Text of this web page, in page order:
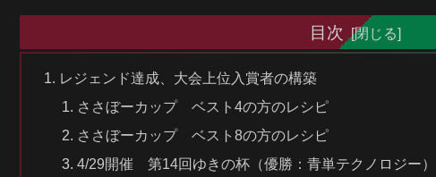
目次
レジェンド達成、大会上位入賞者の構築
ささぼーカップ ベスト4の方のレシピ
ささぼーカップ ベスト8の方のレシピ
4/29開催 第14回ゆきの杯（優勝：青単テクノロジー）